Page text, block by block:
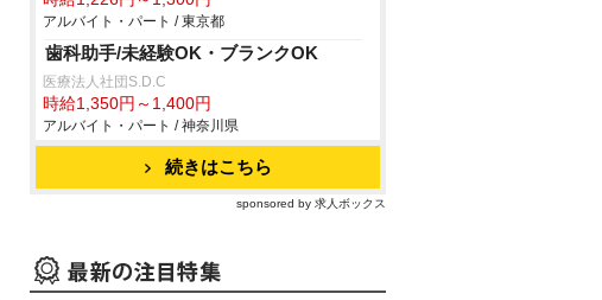
アルバイト・パート / 東京都
歯科助手/未経験OK・ブランクOK
医療法人社団S.D.C
時給1,350円～1,400円
アルバイト・パート / 神奈川県
続きはこちら
sponsored by 求人ボックス